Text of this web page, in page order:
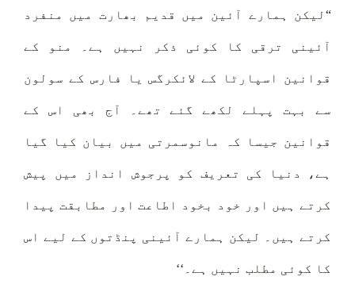
“لیکن ہمارے آئین میں قدیم بھارت میں منفرد
آئینی ترقی کا کوئی ذکر نہیں ہے۔ منو کے
قوانین اسپارٹا کے لائکرگس یا فارس کے سولون
سے بہت پہلے لکھے گئے تھے۔ آج بھی اس کے
قوانین جیسا کہ مانوسمرتی میں بیان کیا گیا
ہے، دنیا کی تعریف کو پرجوش انداز میں پیش
کرتے ہیں اور خود بخود اطاعت اور مطابقت پیدا
کرتے ہیں۔ لیکن ہمارے آئینی پنڈتوں کے لیے اس
کا کوئی مطلب نہیں ہے۔‘‘